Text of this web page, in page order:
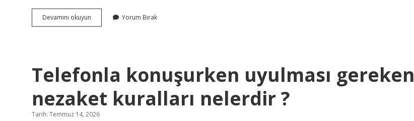
Devamını okuyun
sivilce
?
Yorum Bırak
Telefonla konuşurken uyulması gereken
nezaket kuralları nelerdir ?
Tarih: Temmuz 14, 2026